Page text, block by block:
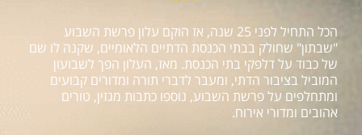
הכל התחיל לפני 25 שנה, אז הוקם עלון פרשת השבוע
"שבתון" שחולק בבתי הכנסת הדתיים הלאומיים, שקנה לו שם
של כבוד על דלפקי בתי הכנסת. מאז, העלון הפך לשבועון
המוביל בציבור הדתי, ומעבר לדברי תורה ומדורים קבועים
ומתחלפים על פרשת השבוע, נוספו כתבות מגזין, טורים
אהובים ומדורי אירוח.